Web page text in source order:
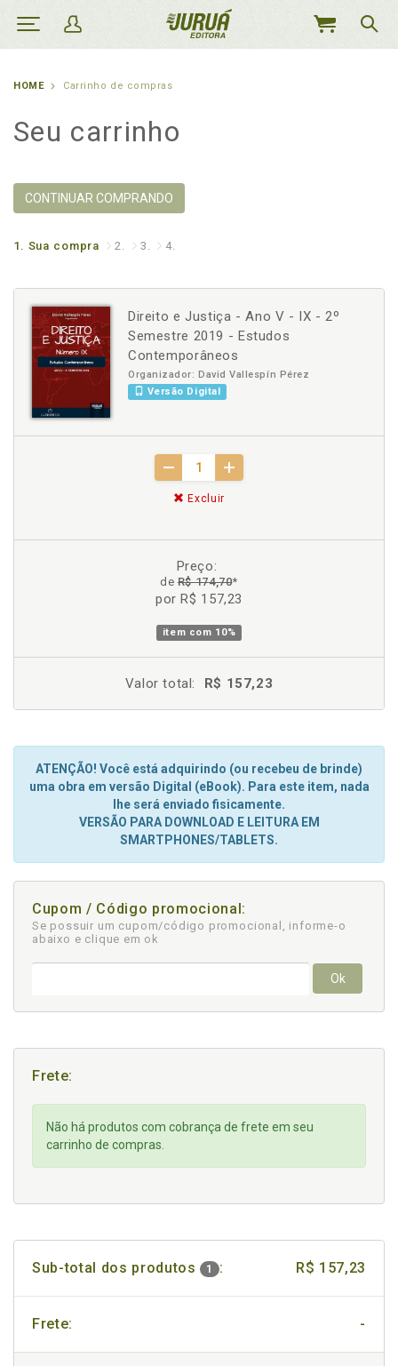
MEU
HOME Carrinho de compras
Seu carrinho
CONTINUAR COMPRANDO
1. Sua compra 2. 3. 4.
Direito e Justiça - Ano V - IX - 2º
Semestre 2019 - Estudos
Contemporâneos
Organizador: David Vallespín Pérez
Versão Digital
Excluir
Preço:
deR$ 174,70*
por R$ 157,23
item com 10%
Valor total: R$ 157,23
ATENÇÃO! Você está adquirindo (ou recebeu de brinde)
uma obra em versão Digital (eBook). Para este item, nada
lhe será enviado fisicamente.
VERSÃO PARA DOWNLOAD E LEITURA EM
SMARTPHONES/TABLETS.
Cupom / Código promocional:
Se possuir um cupom/código promocional, informe-o
abaixo e clique em ok
Ok
Frete:
Não há produtos com cobrança de frete em seu
carrinho de compras.
Sub-total dos produtos 1 : R$ 157,23
Frete: -